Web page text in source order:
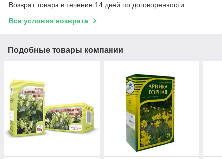
Возврат товара в течение 14 дней по договоренности
Все условия возврата
Подобные товары компании